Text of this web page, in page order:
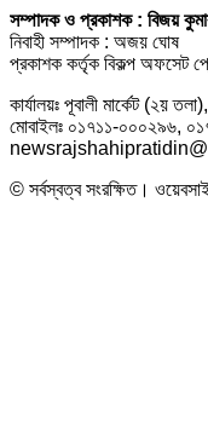
সম্পাদক ও প্রকাশক : বিজয়
নিবাহী সম্পাদক : অজয় ঘোষ
প্রকাশক কর্তৃক বিকল্প অফসেট
কার্যালয়ঃ পূবালী মার্কেট (২য়
মোবাইলঃ ০১৭১১-০০০২৯৬,
© সর্বস্বত্ব সংরক্ষিত।